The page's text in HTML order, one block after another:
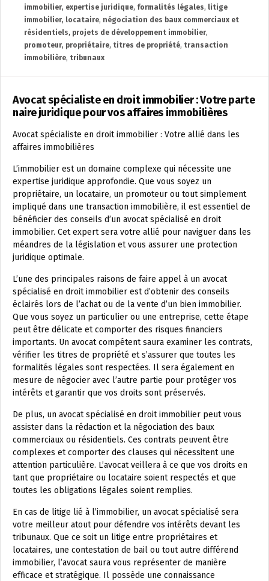
immobilier, expertise juridique, formalités légales, litige
immobilier, locataire, négociation des baux commerciaux et
résidentiels, projets de développement immobilier,
promoteur, propriétaire, titres de propriété, transaction
immobilière, tribunaux
Avocat spécialiste en droit immobilier : Votre parte
naire juridique pour vos affaires immobilières
Avocat spécialiste en droit immobilier : Votre allié dans les
affaires immobilières
L’immobilier est un domaine complexe qui nécessite une
expertise juridique approfondie. Que vous soyez un
propriétaire, un locataire, un promoteur ou tout simplement
impliqué dans une transaction immobilière, il est essentiel de
bénéficier des conseils d’un avocat spécialisé en droit
immobilier. Cet expert sera votre allié pour naviguer dans les
méandres de la législation et vous assurer une protection
juridique optimale.
L’une des principales raisons de faire appel à un avocat
spécialisé en droit immobilier est d’obtenir des conseils
éclairés lors de l’achat ou de la vente d’un bien immobilier.
Que vous soyez un particulier ou une entreprise, cette étape
peut être délicate et comporter des risques financiers
importants. Un avocat compétent saura examiner les contrats,
vérifier les titres de propriété et s’assurer que toutes les
formalités légales sont respectées. Il sera également en
mesure de négocier avec l’autre partie pour protéger vos
intérêts et garantir que vos droits sont préservés.
De plus, un avocat spécialisé en droit immobilier peut vous
assister dans la rédaction et la négociation des baux
commerciaux ou résidentiels. Ces contrats peuvent être
complexes et comporter des clauses qui nécessitent une
attention particulière. L’avocat veillera à ce que vos droits en
tant que propriétaire ou locataire soient respectés et que
toutes les obligations légales soient remplies.
En cas de litige lié à l’immobilier, un avocat spécialisé sera
votre meilleur atout pour défendre vos intérêts devant les
tribunaux. Que ce soit un litige entre propriétaires et
locataires, une contestation de bail ou tout autre différend
immobilier, l’avocat saura vous représenter de manière
efficace et stratégique. Il possède une connaissance